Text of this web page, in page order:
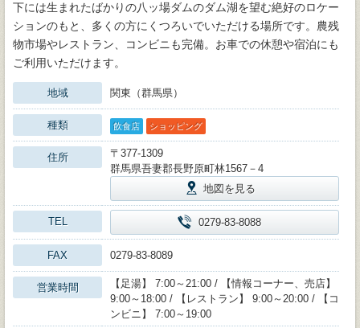
下には生まれたばかりの八ッ場ダムのダム湖を望む絶好のロケー
ションのもと、多くの方にくつろいでいただける場所です。農残
物市場やレストラン、コンビニも完備。お車での休憩や宿泊にも
ご利用いただけます。
地域 関東（群馬県）
種類 飲食店 ショッピング
住所
〒377-1309
群馬県吾妻郡長野原町林1567－4
地図を見る
TEL 0279-83-8088
FAX 0279-83-8089
営業時間
【足湯】 7:00～21:00 / 【情報コーナー、売店】
9:00～18:00 / 【レストラン】 9:00～20:00 / 【コ
ンビニ】 7:00～19:00